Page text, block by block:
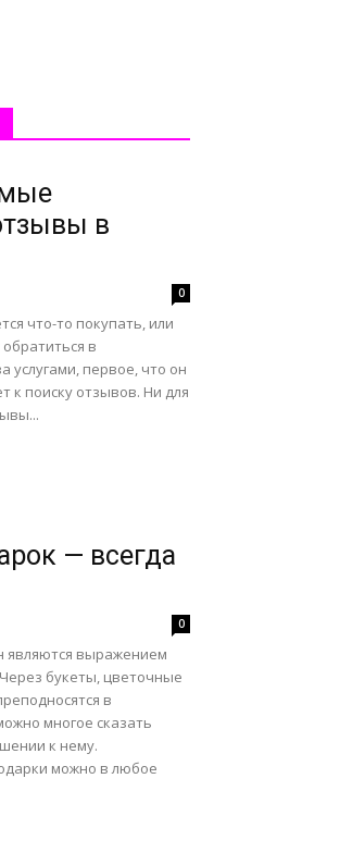
в
0
что-то покупать, или
в
услугами, первое, что он
к поиску отзывов. Ни для
— всегда
0
являются выражением
букеты, цветочные
в
многое сказать
к нему.
можно в любое